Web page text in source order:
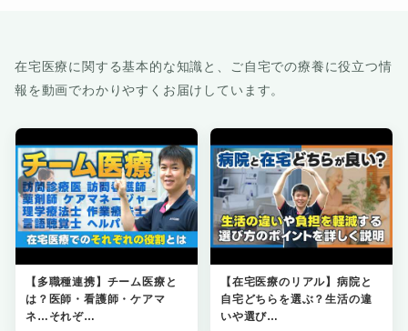
在宅医療に関する基本的な知識と、ご自宅での療養に役立つ情
報を動画でわかりやすくお届けしています。
【多職種連携】チーム医療と
は？医師・看護師・ケアマ
ネ…それぞ…
【在宅医療のリアル】病院と
自宅どちらを選ぶ？生活の違
いや選び…